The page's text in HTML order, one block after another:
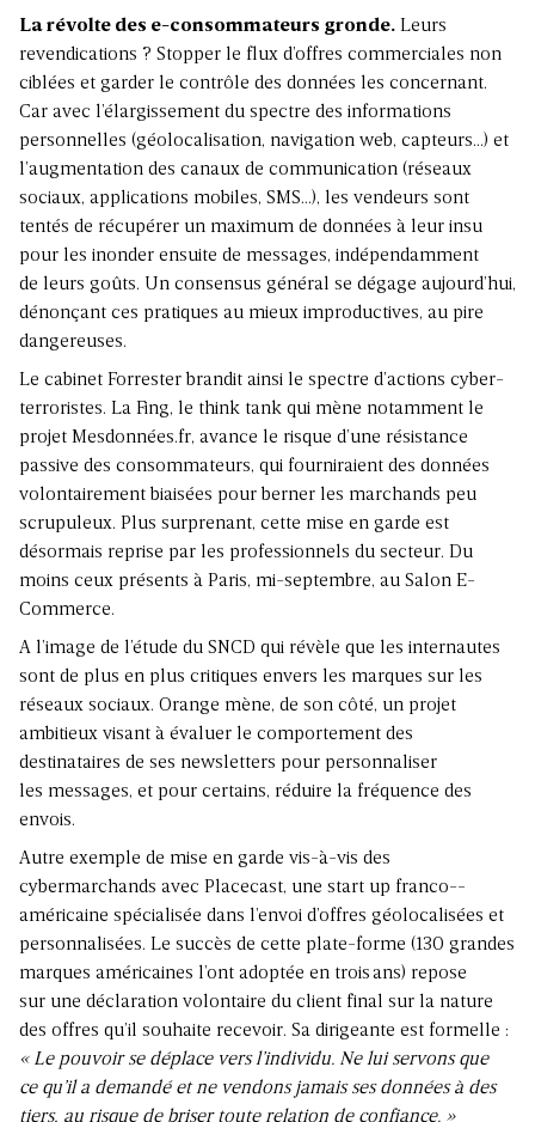
La révolte des e-consommateurs gronde. Leurs
revendications ? Stopper le flux d’offres com­merciales non
ciblées et garder le contrôle des données les concernant.
Car avec l’élargissement du spectre des informations
personnelles (géolocalisation, navigation web, capteurs…) et
l’augmentation des ca­naux de communication (réseaux
sociaux, applica­tions mobiles, SMS…), les vendeurs sont
tentés de ré­cupérer un maximum de données à leur insu
pour les inonder ensuite de messages, indépendamment
de leurs goûts. Un consensus général se dégage aujourd’hui,
dénonçant ces pratiques au mieux improductives, au pire
dangereuses.
Le cabinet For­rester bran­dit ainsi le spectre d’actions cyber­
terroristes. La Fing, le think tank qui mène notamment le
projet Mesdonnées.fr, avance le risque d’une résistance
passive des consommateurs, qui fourniraient des données
vo­lontairement biaisées pour berner les marchands peu
scrupuleux. Plus surprenant, cette mise en garde est
désormais reprise par les professionnels du secteur. Du
moins ceux présents à Paris, mi-septembre, au Salon E-
Commerce.
A l’image de l’étude du SNCD qui révèle que les internautes
sont de plus en plus critiques envers les marques sur les
réseaux sociaux. Orange mène, de son côté, un projet
ambitieux visant à évaluer le com­portement des
destinataires de ses newsletters pour personnaliser
les messages, et pour certains, réduire la fréquence des
envois.
Autre exem­ple de mise en garde vis-à-vis des
cybermarchands avec Placecast, une start up franco-­
américaine spécialisée dans l’envoi d’offres géolocalisées et
personnalisées. Le succès de cette plate-forme (130 grandes
marques américaines l’ont adoptée en trois ans) repose
sur une déclaration volontaire du client final sur la nature
des offres qu’il souhaite recevoir. Sa dirigeante est formelle :
« Le pouvoir se déplace vers l’individu. Ne lui servons que
ce qu’il a demandé et ne vendons jamais ses données à des
tiers, au risque de briser toute relation de confiance. »